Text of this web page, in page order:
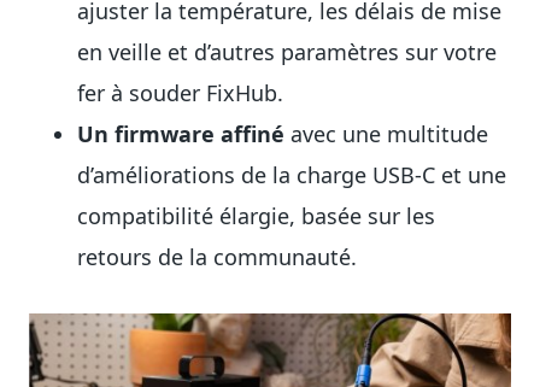
ajuster la température, les délais de mise
en veille et d’autres paramètres sur votre
fer à souder FixHub.
Un firmware affiné avec une multitude
d’améliorations de la charge USB-C et une
compatibilité élargie, basée sur les
retours de la communauté.